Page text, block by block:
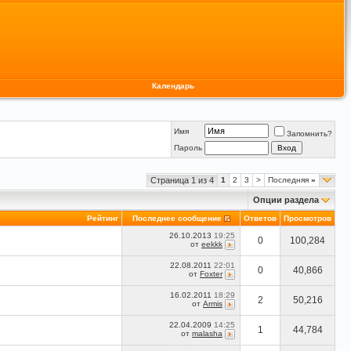
Календарь
Имя
Запомнить?
Пароль
Страница 1 из 4 1 2 3 > Последняя »
Опции раздела
Рейтинг Последнее сообщение Ответов Просмотров
26.10.2013 19:25
от eekkk 0 100,284
22.08.2011 22:01
от Foxter 0 40,866
16.02.2011 18:29
от Armis 2 50,216
22.04.2009 14:25
от malasha 1 44,784